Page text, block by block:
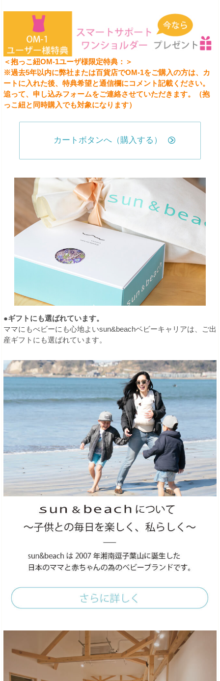
＜抱っこ紐OM-1ユーザ様限定特典：＞
※過去5年以内に弊社または百貨店でOM-1をご購入の方は、カ
ートに入れた後、特典希望と通信欄にコメント記載ください。
追って、申し込みフォームをご連絡させていただきます。（抱
っこ紐と同時購入でも対象になります）
カートボタンへ（購入する）
●ギフトにも選ばれています。
ママにもべビーにも心地よいsun&beachベビーキャリアは、ご出
産ギフトにも選ばれています。